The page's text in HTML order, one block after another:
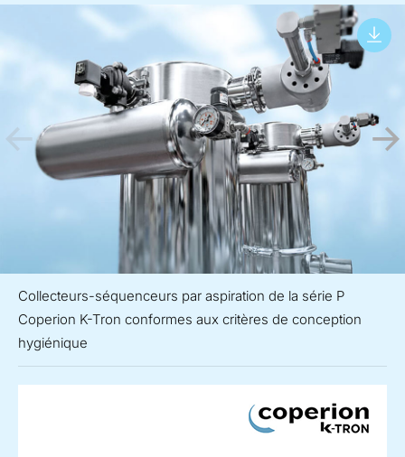
Collecteurs-séquenceurs par aspiration de la série P
Coperion K-Tron conformes aux critères de conception
hygiénique